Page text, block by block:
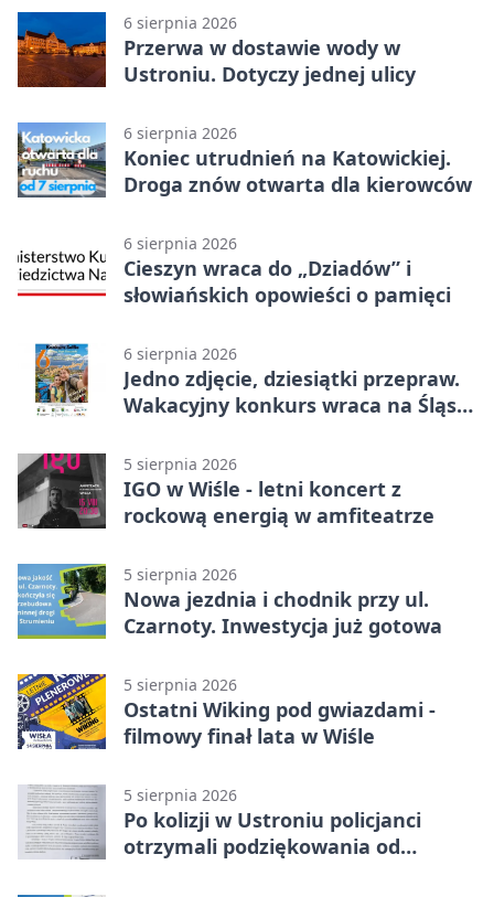
6 sierpnia 2026
Przerwa w dostawie wody w
Ustroniu. Dotyczy jednej ulicy
6 sierpnia 2026
Koniec utrudnień na Katowickiej.
Droga znów otwarta dla kierowców
6 sierpnia 2026
Cieszyn wraca do „Dziadów” i
słowiańskich opowieści o pamięci
6 sierpnia 2026
Jedno zdjęcie, dziesiątki przepraw.
Wakacyjny konkurs wraca na Śląsk
5 sierpnia 2026
IGO w Wiśle - letni koncert z
rockową energią w amfiteatrze
5 sierpnia 2026
Nowa jezdnia i chodnik przy ul.
Czarnoty. Inwestycja już gotowa
5 sierpnia 2026
Ostatni Wiking pod gwiazdami -
filmowy finał lata w Wiśle
5 sierpnia 2026
Po kolizji w Ustroniu policjanci
otrzymali podziękowania od